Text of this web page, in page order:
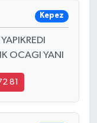
Kepez
OCAGI YANI
81